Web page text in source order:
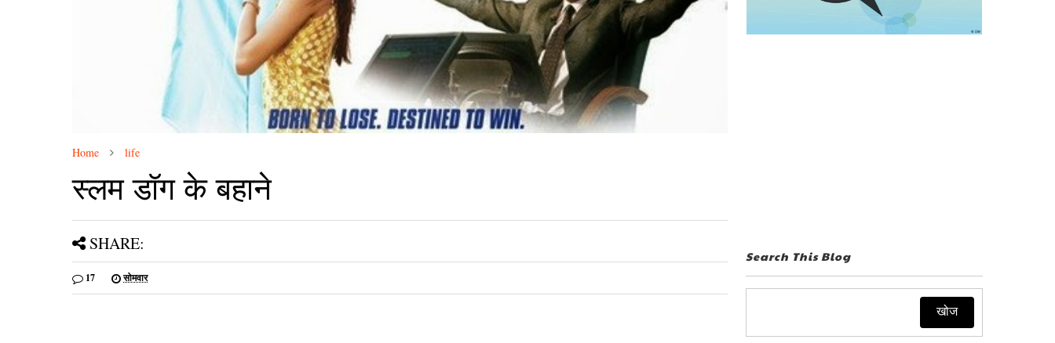
Home life
स्लम डॉग के बहाने
SHARE:
17 सोमवार
Search This Blog